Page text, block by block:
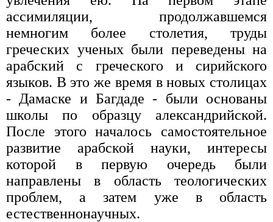
ассимиляции, продолжавшемся
немногим более столетия, труды
греческих ученых были переведены на
арабский с греческого и сирийского
языков. В это же время в новых столицах
- Дамаске и Багдаде - были основаны
школы по образцу александрийской.
После этого началось самостоятельное
развитие арабской науки, интересы
которой в первую очередь были
направлены в область теологических
проблем, а затем уже в область
естественнонаучных.